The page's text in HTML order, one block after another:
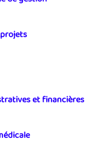
et financières